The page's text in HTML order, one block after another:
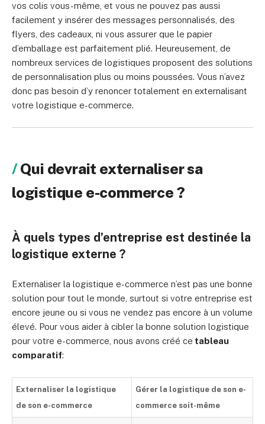
vos colis vous-même, et vous ne pouvez pas aussi
facilement y insérer des messages personnalisés, des
flyers, des cadeaux, ni vous assurer que le papier
d’emballage est parfaitement plié. Heureusement, de
nombreux services de logistiques proposent des solutions
de personnalisation plus ou moins poussées. Vous n’avez
donc pas besoin d’y renoncer totalement en externalisant
votre logistique e-commerce.
Qui devrait externaliser sa
logistique e-commerce ?
À quels types d’entreprise est destinée la
logistique externe ?
Externaliser la logistique e-commerce n’est pas une bonne
solution pour tout le monde, surtout si votre entreprise est
encore jeune ou si vous ne vendez pas encore à un volume
élevé. Pour vous aider à cibler la bonne solution logistique
pour votre e-commerce, nous avons créé ce tableau
comparatif:
Externaliser la logistique
de son e-commerce
Gérer la logistique de son e-
commerce soit-même